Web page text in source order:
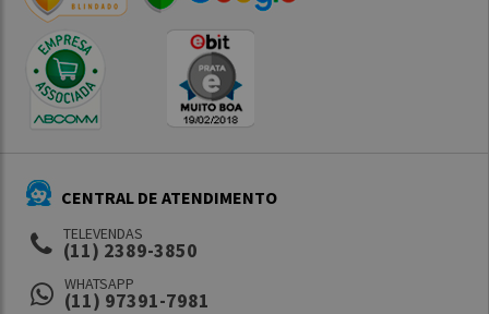
CENTRAL DE ATENDIMENTO
TELEVENDAS
(11) 2389-3850
WHATSAPP
(11) 97391-7981